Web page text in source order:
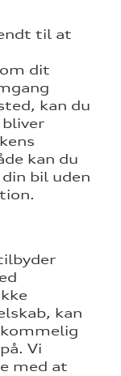
til at
dit
kan du
kan du
bil uden
kan
Vi
med at